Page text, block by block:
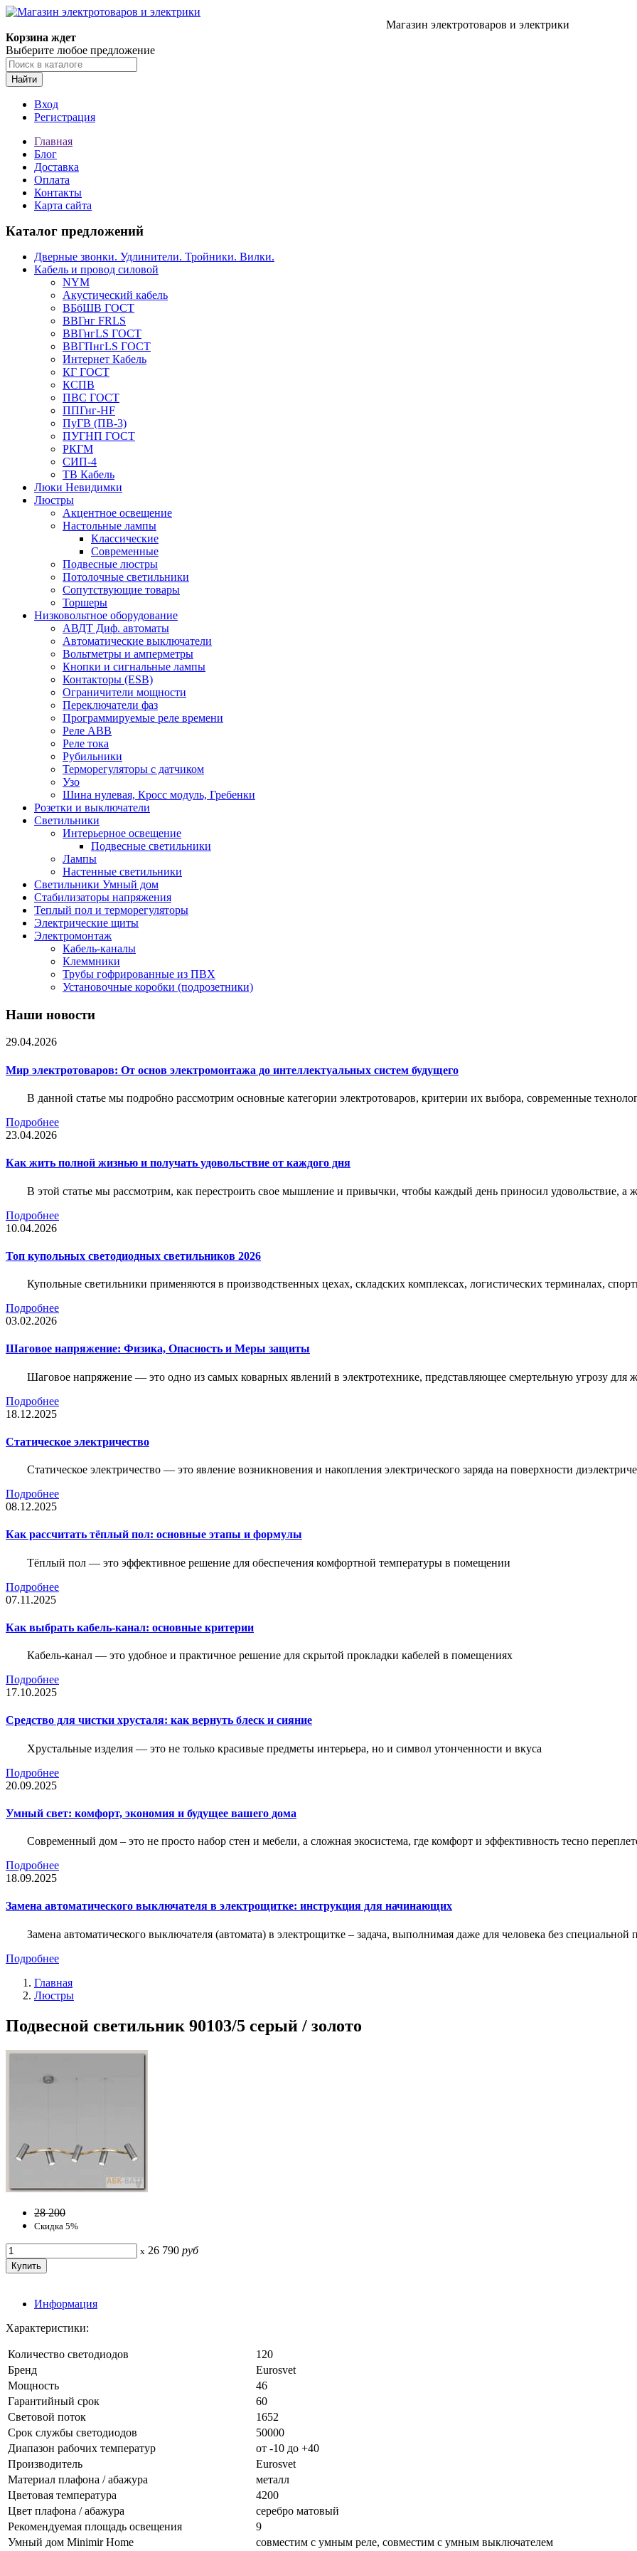
Магазин электротоваров и электрики
Корзина ждет
Выберите любое предложение
Найти
Вход
Регистрация
Главная
Блог
Доставка
Оплата
Контакты
Карта сайта
Каталог предложений
Дверные звонки. Удлинители. Тройники. Вилки.
Кабель и провод силовой
NYM
Акустический кабель
ВБбШВ ГОСТ
ВВГнг FRLS
ВВГнгLS ГОСТ
ВВГПнгLS ГОСТ
Интернет Кабель
КГ ГОСТ
КСПВ
ПВС ГОСТ
ППГнг-HF
ПуГВ (ПВ-3)
ПУГНП ГОСТ
РКГМ
СИП-4
ТВ Кабель
Люки Невидимки
Люстры
Акцентное освещение
Настольные лампы
Классические
Современные
Подвесные люстры
Потолочные светильники
Сопутствующие товары
Торшеры
Низковольтное оборудование
АВДT Диф. автоматы
Автоматические выключатели
Вольтметры и амперметры
Кнопки и сигнальные лампы
Контакторы (ESB)
Ограничители мощности
Переключатели фаз
Программируемые реле времени
Реле ABB
Реле тока
Рубильники
Терморегуляторы с датчиком
Узо
Шина нулевая, Кросс модуль, Гребенки
Розетки и выключатели
Светильники
Интерьерное освещение
Подвесные светильники
Лампы
Настенные светильники
Светильники Умный дом
Стабилизаторы напряжения
Теплый пол и терморегуляторы
Электрические щиты
Электромонтаж
Кабель-каналы
Клеммники
Трубы гофрированные из ПВХ
Установочные коробки (подрозетники)
Наши новости
29.04.2026
Мир электротоваров: От основ электромонтажа до интеллектуальных систем будущего
В данной статье мы подробно рассмотрим основные категории электротоваров, критерии их выбора, современные
Подробнее
23.04.2026
Как жить полной жизнью и получать удовольствие от каждого дня
В этой статье мы рассмотрим, как перестроить свое мышление и привычки, чтобы каждый день приносил удовольствие, а
Подробнее
10.04.2026
Топ купольных светодиодных светильников 2026
Купольные светильники применяются в производственных цехах, складских комплексах, логистических терминалах,
Подробнее
03.02.2026
Шаговое напряжение: Физика, Опасность и Меры защиты
Шаговое напряжение — это одно из самых коварных явлений в электротехнике, представляющее смертельную угрозу для
Подробнее
18.12.2025
Статическое электричество
Статическое электричество — это явление возникновения и накопления электрического заряда на поверхности
Подробнее
08.12.2025
Как рассчитать тёплый пол: основные этапы и формулы
Тёплый пол — это эффективное решение для обеспечения комфортной температуры в помещении
Подробнее
07.11.2025
Как выбрать кабель-канал: основные критерии
Кабель-канал — это удобное и практичное решение для скрытой прокладки кабелей в помещениях
Подробнее
17.10.2025
Средство для чистки хрусталя: как вернуть блеск и сияние
Хрустальные изделия — это не только красивые предметы интерьера, но и символ утонченности и вкуса
Подробнее
20.09.2025
Умный свет: комфорт, экономия и будущее вашего дома
Современный дом – это не просто набор стен и мебели, а сложная экосистема, где комфорт и эффективность тесно
Подробнее
18.09.2025
Замена автоматического выключателя в электрощитке: инструкция для начинающих
Замена автоматического выключателя (автомата) в электрощитке – задача, выполнимая даже для человека без специальной
Подробнее
Главная
Люстры
Подвесной светильник 90103/5 серый / золото
28 200
Скидка 5%
x 26 790 руб
Информация
Характеристики:
Количество светодиодов
120
Бренд
Eurosvet
Мощность
46
Гарантийный срок
60
Световой поток
1652
Срок службы светодиодов
50000
Диапазон рабочих температур
от -10 до +40
Производитель
Eurosvet
Материал плафона / абажура
металл
Цветовая температура
4200
Цвет плафона / абажура
серебро матовый
Рекомендуемая площадь освещения
9
Умный дом Minimir Home
совместим с умным реле, совместим с умным выключателем